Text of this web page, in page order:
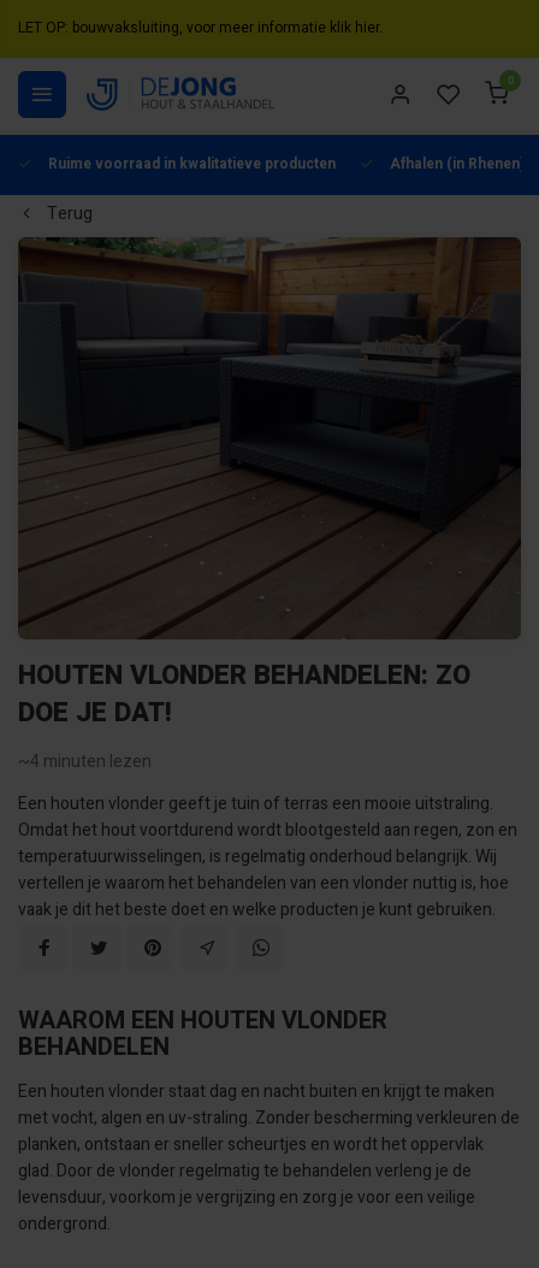
LET OP: bouwvaksluiting, voor meer informatie klik hier.
0
Ruime voorraad in kwalitatieve producten Afhalen (in Rhenen)
Terug
HOUTEN VLONDER BEHANDELEN: ZO
DOE JE DAT!
~4 minuten lezen
Een houten vlonder geeft je tuin of terras een mooie uitstraling.
Omdat het hout voortdurend wordt blootgesteld aan regen, zon en
temperatuurwisselingen, is regelmatig onderhoud belangrijk. Wij
vertellen je waarom het behandelen van een vlonder nuttig is, hoe
vaak je dit het beste doet en welke producten je kunt gebruiken.
WAAROM EEN HOUTEN VLONDER
BEHANDELEN
Een houten vlonder staat dag en nacht buiten en krijgt te maken
met vocht, algen en uv-straling. Zonder bescherming verkleuren de
planken, ontstaan er sneller scheurtjes en wordt het oppervlak
glad. Door de vlonder regelmatig te behandelen verleng je de
levensduur, voorkom je vergrijzing en zorg je voor een veilige
ondergrond.